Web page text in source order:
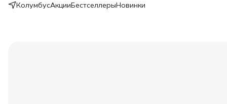
КолумбусАкцииБестселлерыНовинки